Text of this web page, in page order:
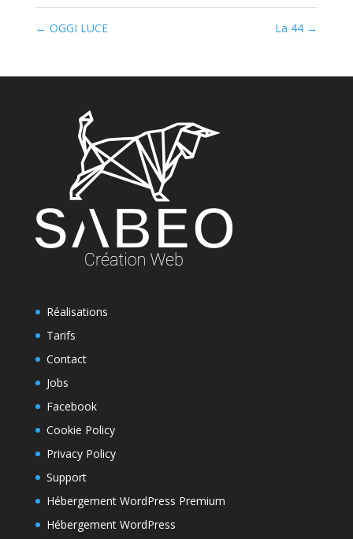
← OGGI LUCE La 44 →
Réalisations
Tarifs
Contact
Jobs
Facebook
Cookie Policy
Privacy Policy
Support
Hébergement WordPress Premium
Hébergement WordPress